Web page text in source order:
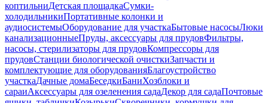
коптильниДетская площадкаСумки-
холодильникиПортативные колонки и
аудиосистемыОборудование для участкаБытовые насосыЛюки
канализационныеПруды, аксессуары для прудовФильтры,
насосы, стерилизаторы для прудовКомпрессоры для
прудовСтанции биологической очисткиЗапчасти и
комплектующие для оборудованияБлагоустройство
участкаДачные домаБеседкиБаниХозблоки и
сараиАксессуары для озеленения садаДекор для садаПочтовые